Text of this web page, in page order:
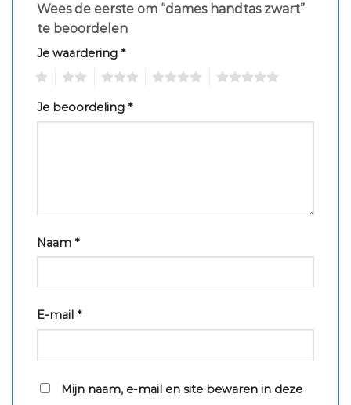
Wees de eerste om “dames handtas zwart”
te beoordelen
Je waardering *
Je beoordeling *
Naam *
E-mail *
Mijn naam, e-mail en site bewaren in deze